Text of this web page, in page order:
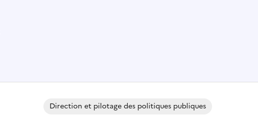
Direction et pilotage des politiques publiques